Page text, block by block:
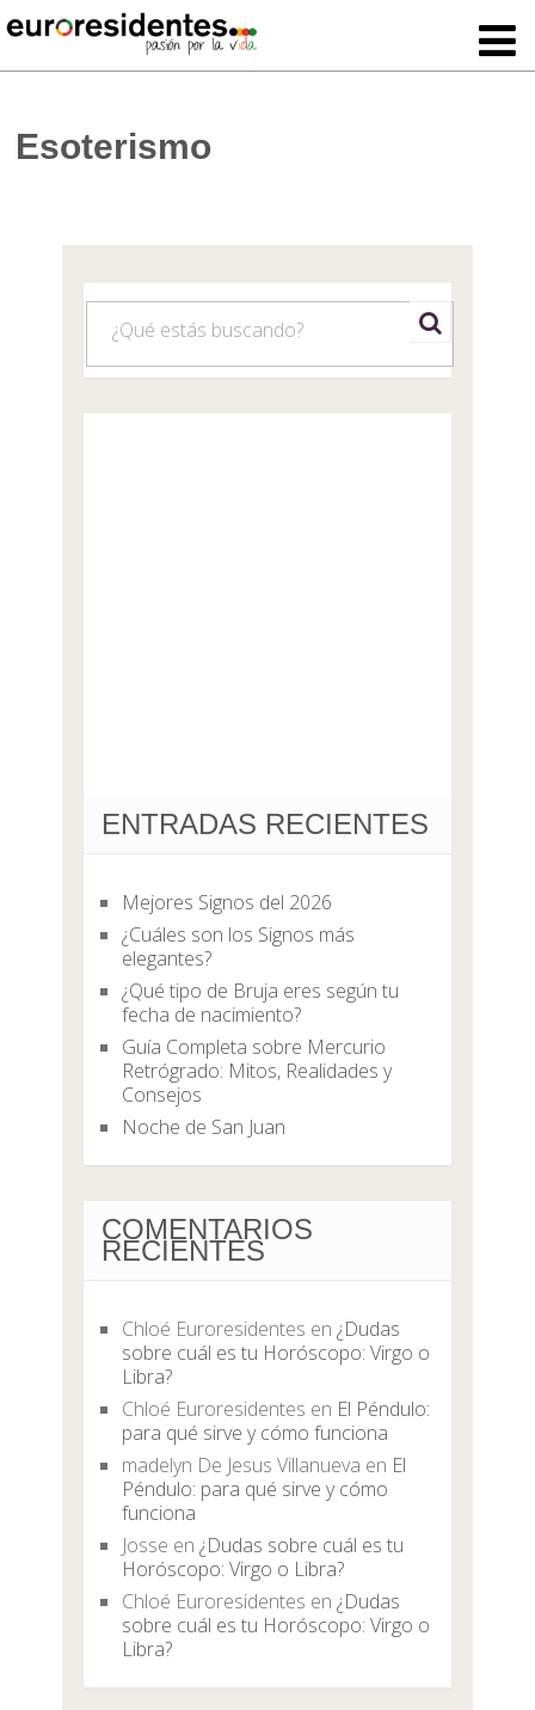
Esoterismo
ENTRADAS RECIENTES
Mejores Signos del 2026
¿Cuáles son los Signos más
elegantes?
¿Qué tipo de Bruja eres según tu
fecha de nacimiento?
Guía Completa sobre Mercurio
Retrógrado: Mitos, Realidades y
Consejos
Noche de San Juan
COMENTARIOS
RECIENTES
Chloé Euroresidentes en ¿Dudas
sobre cuál es tu Horóscopo: Virgo o
Libra?
Chloé Euroresidentes en El Péndulo:
para qué sirve y cómo funciona
madelyn De Jesus Villanueva en El
Péndulo: para qué sirve y cómo
funciona
Josse en ¿Dudas sobre cuál es tu
Horóscopo: Virgo o Libra?
Chloé Euroresidentes en ¿Dudas
sobre cuál es tu Horóscopo: Virgo o
Libra?